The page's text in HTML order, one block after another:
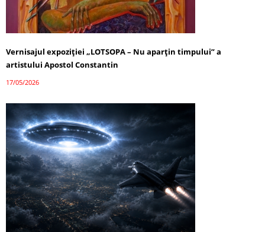
Vernisajul expoziției „LOTSOPA – Nu aparțin timpului” a
artistului Apostol Constantin
17/05/2026